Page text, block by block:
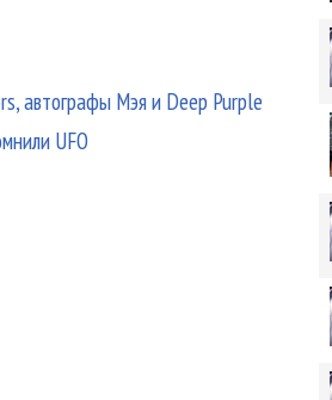
автографы Мэя и Deep Purple
UFO